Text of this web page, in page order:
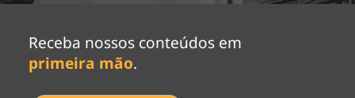
Receba nossos conteúdos em
primeira mão.